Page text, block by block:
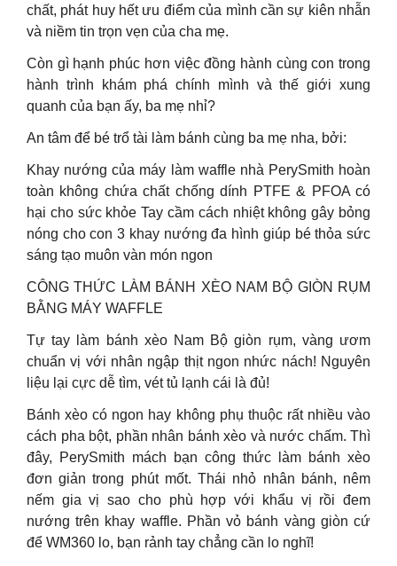
chất, phát huy hết ưu điểm của mình cần sự kiên nhẫn
và niềm tin trọn vẹn của cha mẹ.
Còn gì hạnh phúc hơn việc đồng hành cùng con trong
hành trình khám phá chính mình và thế giới xung
quanh của bạn ấy, ba mẹ nhỉ?
An tâm để bé trổ tài làm bánh cùng ba mẹ nha, bởi:
Khay nướng của máy làm waffle nhà PerySmith hoàn
toàn không chứa chất chống dính PTFE & PFOA có
hại cho sức khỏe Tay cầm cách nhiệt không gây bỏng
nóng cho con 3 khay nướng đa hình giúp bé thỏa sức
sáng tạo muôn vàn món ngon
CÔNG THỨC LÀM BÁNH XÈO NAM BỘ GIÒN RỤM
BẰNG MÁY WAFFLE
Tự tay làm bánh xèo Nam Bộ giòn rụm, vàng ươm
chuẩn vị với nhân ngập thịt ngon nhức nách! Nguyên
liệu lại cực dễ tìm, vét tủ lạnh cái là đủ!
Bánh xèo có ngon hay không phụ thuộc rất nhiều vào
cách pha bột, phần nhân bánh xèo và nước chấm. Thì
đây, PerySmith mách bạn công thức làm bánh xèo
đơn giản trong phút mốt. Thái nhỏ nhân bánh, nêm
nếm gia vị sao cho phù hợp với khẩu vị rồi đem
nướng trên khay waffle. Phần vỏ bánh vàng giòn cứ
để WM360 lo, bạn rảnh tay chẳng cần lo nghĩ!